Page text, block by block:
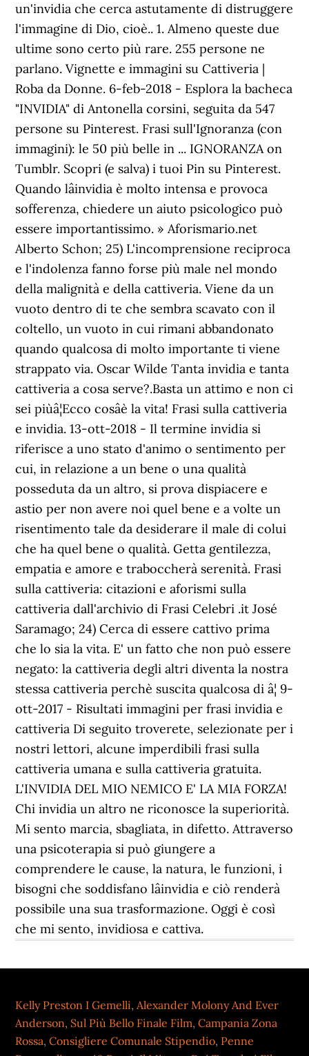
un'invidia che cerca astutamente di distruggere
l'immagine di Dio, cioè.. 1. Almeno queste due
ultime sono certo più rare. 255 persone ne
parlano. Vignette e immagini su Cattiveria |
Roba da Donne. 6-feb-2018 - Esplora la bacheca
"INVIDIA" di Antonella corsini, seguita da 547
persone su Pinterest. Frasi sull'Ignoranza (con
immagini): le 50 più belle in ... IGNORANZA on
Tumblr. Scopri (e salva) i tuoi Pin su Pinterest.
Quando lâinvidia è molto intensa e provoca
sofferenza, chiedere un aiuto psicologico può
essere importantissimo. » Aforismario.net
Alberto Schon; 25) L'incomprensione reciproca
e l'indolenza fanno forse più male nel mondo
della malignità e della cattiveria. Viene da un
vuoto dentro di te che sembra scavato con il
coltello, un vuoto in cui rimani abbandonato
quando qualcosa di molto importante ti viene
strappato via. Oscar Wilde Tanta invidia e tanta
cattiveria a cosa serve?.Basta un attimo e non ci
sei piùâ¦Ecco cosâè la vita! Frasi sulla cattiveria
e invidia. 13-ott-2018 - Il termine invidia si
riferisce a uno stato d'animo o sentimento per
cui, in relazione a un bene o una qualità
posseduta da un altro, si prova dispiacere e
astio per non avere noi quel bene e a volte un
risentimento tale da desiderare il male di colui
che ha quel bene o qualità. Getta gentilezza,
empatia e amore e traboccherà serenità. Frasi
sulla cattiveria: citazioni e aforismi sulla
cattiveria dall'archivio di Frasi Celebri .it José
Saramago; 24) Cerca di essere cattivo prima
che lo sia la vita. E' un fatto che non può essere
negato: la cattiveria degli altri diventa la nostra
stessa cattiveria perchè suscita qualcosa di â¦ 9-
ott-2017 - Risultati immagini per frasi invidia e
cattiveria Di seguito troverete, selezionate per i
nostri lettori, alcune imperdibili frasi sulla
cattiveria umana e sulla cattiveria gratuita.
L'INVIDIA DEL MIO NEMICO E' LA MIA FORZA!
Chi invidia un altro ne riconosce la superiorità.
Mi sento marcia, sbagliata, in difetto. Attraverso
una psicoterapia si può giungere a
comprendere le cause, la natura, le funzioni, i
bisogni che soddisfano lâinvidia e ciò renderà
possibile una sua trasformazione. Oggi è così
che mi sento, invidiosa e cattiva.
Kelly Preston I Gemelli,Alexander Molony And Ever
Anderson, Sul Più Bello Finale Film,Campania Zona
Rossa,Consigliere Comunale Stipendio, Penne